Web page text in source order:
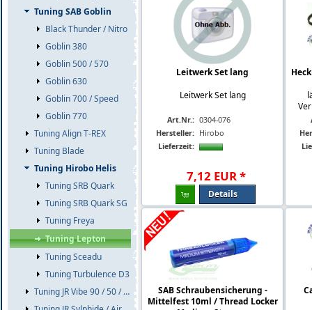
Tuning SAB Goblin
Black Thunder / Nitro
Goblin 380
Goblin 500 / 570
Goblin 630
Goblin 700 / Speed
Goblin 770
Tuning Align T-REX
Tuning Blade
Tuning Hirobo Helis
Tuning SRB Quark
Tuning SRB Quark SG
Tuning Freya
Tuning Lepton
Tuning Sceadu
Tuning Turbulence D3
Tuning JR Vibe 90 / 50 / E8
Leitwerk Set lang
Leitwerk Set lang
Art.Nr.: 0304-076
Hersteller: Hirobo
Lieferzeit:
7,12 EUR*
Details
SAB Schraubensicherung -
Mittelfest 10ml / Thread Locker